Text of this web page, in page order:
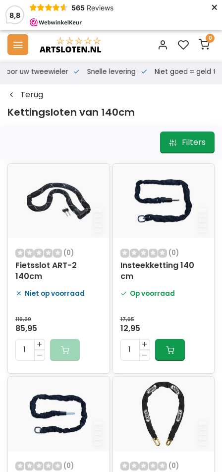
8,8
565 Reviews ×
0
voor uw tweewieler Snelle levering Niet goed = geld
Terug
Kettingsloten van 140cm
Filters
(0)
Fietsslot ART-2
140cm
Niet op voorraad
119,20
85,95
(0)
Insteekketting 140
cm
Op voorraad
17,95
12,95
(0) (0)